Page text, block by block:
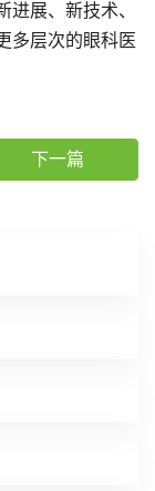
进展、新技术、
多层次的眼科医
下一篇